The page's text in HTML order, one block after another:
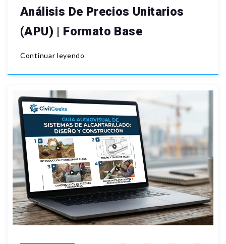
Análisis De Precios Unitarios
(APU) | Formato Base
Continuar leyendo